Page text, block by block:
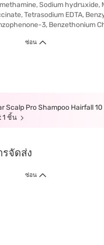
Sodium hydrนxide,
Tetrasodium EDTA,
3, Benzethonium
ซ่อน
Scalp Pro Shampoo Hairfall
1 ชิ้น
รจัดส่ง
ซ่อน